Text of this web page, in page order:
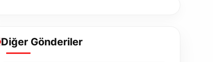
Diğer Gönderiler